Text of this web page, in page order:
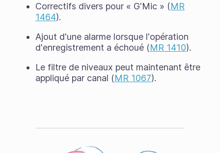
Correctifs divers pour « G'Mic » (MR
1464).
Ajout d'une alarme lorsque l'opération
d'enregistrement a échoué (MR 1410).
Le filtre de niveaux peut maintenant être
appliqué par canal (MR 1067).